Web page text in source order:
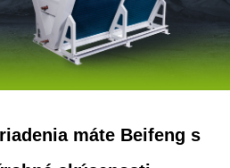
máte Beifeng s